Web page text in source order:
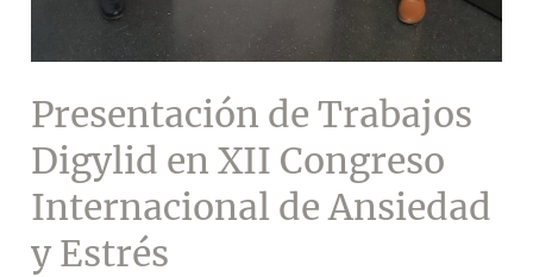
Presentación de Trabajos
Digylid en XII Congreso
Internacional de Ansiedad
y Estrés